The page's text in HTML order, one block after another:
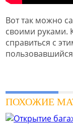
Вот так можно
своими руками.
справиться с
ПОХОЖИЕ